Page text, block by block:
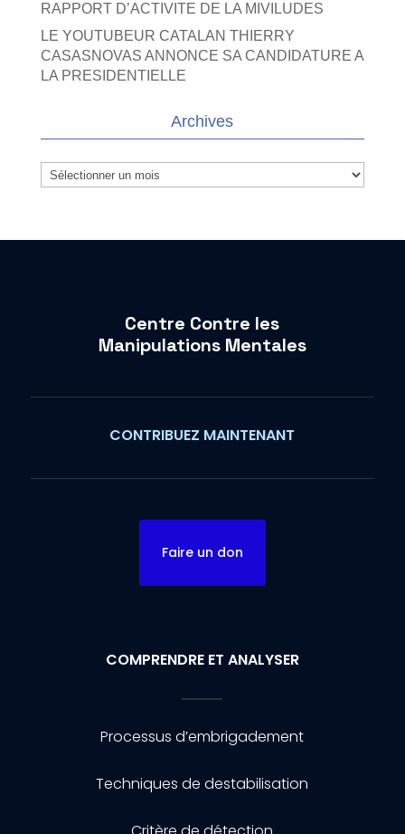
RAPPORT D’ACTIVITE DE LA MIVILUDES
LE YOUTUBEUR CATALAN THIERRY
CASASNOVAS ANNONCE SA CANDIDATURE A
LA PRESIDENTIELLE
Archives
Archives
Centre Contre les
Manipulations Mentales
CONTRIBUEZ MAINTENANT
Faire un don
COMPRENDRE ET ANALYSER
Processus d’embrigadement
Techniques de destabilisation